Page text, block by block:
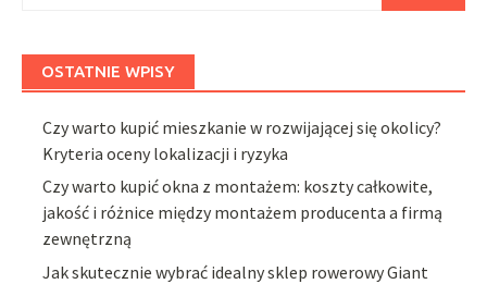
OSTATNIE WPISY
Czy warto kupić mieszkanie w rozwijającej się okolicy?
Kryteria oceny lokalizacji i ryzyka
Czy warto kupić okna z montażem: koszty całkowite,
jakość i różnice między montażem producenta a firmą
zewnętrzną
Jak skutecznie wybrać idealny sklep rowerowy Giant